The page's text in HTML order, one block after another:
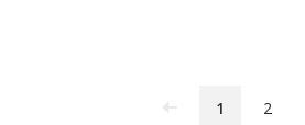
1 2